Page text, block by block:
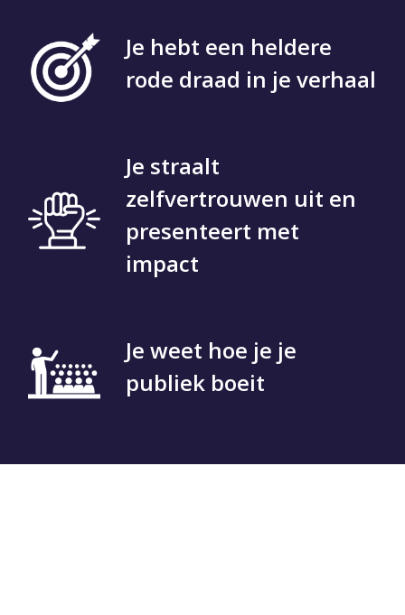
Je hebt een heldere
rode draad in je verhaal
Je straalt
zelfvertrouwen uit en
presenteert met
impact
Je weet hoe je je
publiek boeit